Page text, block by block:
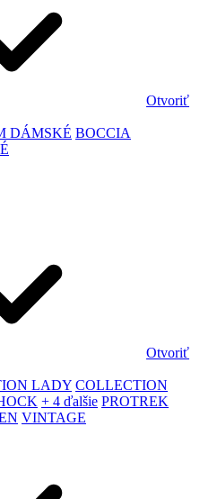
Otvoriť
DÁMSKÉ BOCCIA
Otvoriť
LADY COLLECTION
+ 4 ďalšie PROTREK
VINTAGE